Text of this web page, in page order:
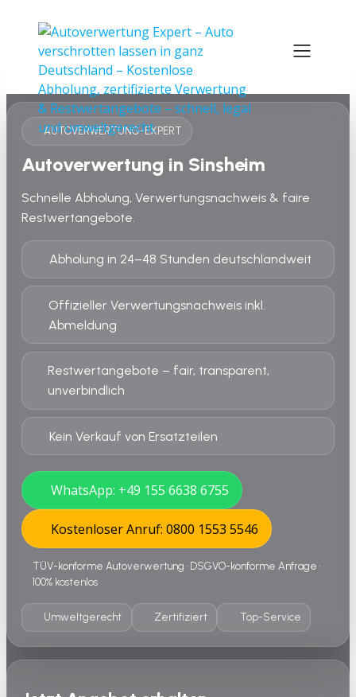
AUTOVERWERTUNG-EXPERT
Autoverwertung in Sinsheim
Schnelle Abholung, Verwertungsnachweis & faire
Restwertangebote.
Abholung in 24–48 Stunden deutschlandweit
Offizieller Verwertungsnachweis inkl.
Abmeldung
Restwertangebote – fair, transparent,
unverbindlich
Kein Verkauf von Ersatzteilen
WhatsApp: +49 155 6638 6755
Kostenloser Anruf: 0800 1553 5546
TÜV-konforme Autoverwertung • DSGVO-konforme Anfrage •
100% kostenlos
Umweltgerecht Zertifiziert Top-Service